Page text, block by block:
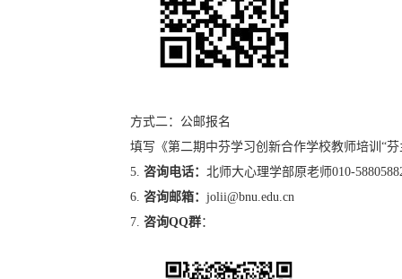
方式二：公邮报名
填写《第二期中芬学习创新合作学校教师培训“
5. 咨询电话： 北师大心理学部原老师010-
6. 咨询邮箱： jolii@bnu.edu.cn
7. 咨询QQ群：